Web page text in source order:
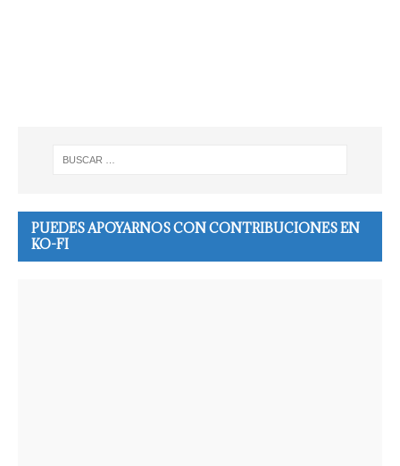
PUEDES APOYARNOS CON CONTRIBUCIONES EN
KO-FI